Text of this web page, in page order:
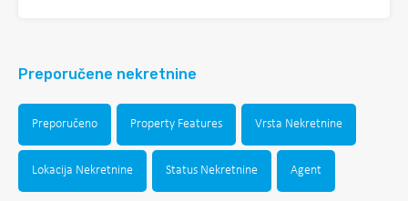
Preporučene nekretnine
Preporučeno Property Features Vrsta Nekretnine
Lokacija Nekretnine Status Nekretnine Agent